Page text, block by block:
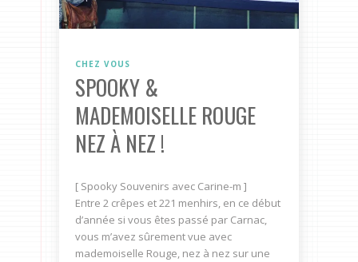
CHEZ VOUS
SPOOKY &
MADEMOISELLE ROUGE
NEZ À NEZ !
[ Spooky Souvenirs avec Carine-m ]
Entre 2 crêpes et 221 menhirs, en ce début
d’année si vous êtes passé par Carnac,
vous m’avez sûrement vue avec
mademoiselle Rouge, nez à nez sur une